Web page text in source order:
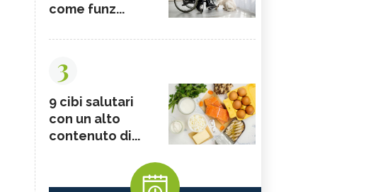
come funz...
3
9 cibi salutari
con un alto
contenuto di...